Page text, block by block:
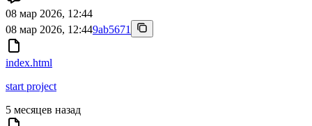
08 мар 2026, 12:44
08 мар 2026, 12:449ab5671
index.html
start project
5 месяцев назад